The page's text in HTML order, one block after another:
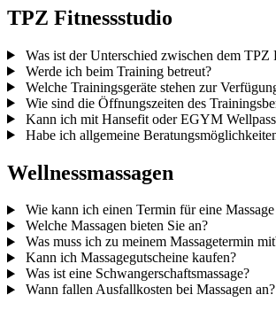
TPZ Fitnessstudio
Was ist der Unterschied zwischen dem TPZ
Werde ich beim Training betreut?
Welche Trainingsgeräte stehen zur
Wie sind die Öffnungszeiten des
Kann ich mit Hansefit oder EGYM
Habe ich allgemeine
Wellnessmassagen
Wie kann ich einen Termin für eine
Welche Massagen bieten Sie an?
Was muss ich zu meinem Massagetermin
Kann ich Massagegutscheine kaufen?
Was ist eine Schwangerschafts­massage?
Wann fallen Ausfallkosten bei Massagen an?